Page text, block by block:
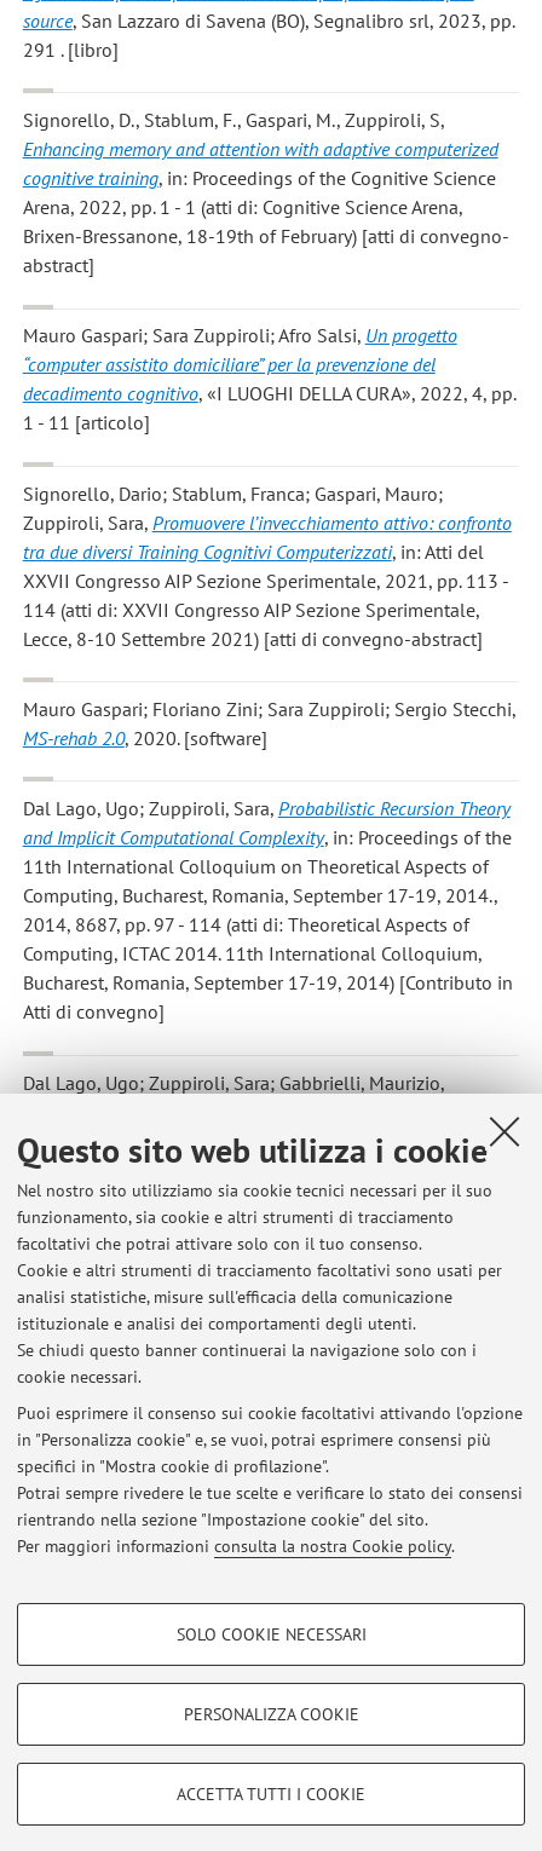
Questo sito web utilizza i cookie
Nel nostro sito utilizziamo sia cookie tecnici necessari per il suo
funzionamento, sia cookie e altri strumenti di tracciamento
facoltativi che potrai attivare solo con il tuo consenso.
Cookie e altri strumenti di tracciamento facoltativi sono usati per
analisi statistiche, misure sull'efficacia della comunicazione
istituzionale e analisi dei comportamenti degli utenti.
Se chiudi questo banner continuerai la navigazione solo con i
cookie necessari.
Puoi esprimere il consenso sui cookie facoltativi attivando l'opzione
in "Personalizza cookie" e, se vuoi, potrai esprimere consensi più
specifici in "Mostra cookie di profilazione".
Potrai sempre rivedere le tue scelte e verificare lo stato dei consensi
rientrando nella sezione "Impostazione cookie" del sito.
Per maggiori informazioni consulta la nostra Cookie policy.
COOKIE DI PROFILAZIONE - FACOLTATIVI
COOKIE TECNICI - NECESSARI
Si tratta di cookie tecnici utilizzati, a titolo esemplificativo, per il corretto
SOLO COOKIE NECESSARI
PERSONALIZZA COOKIE
ACCETTA TUTTI I COOKIE
source, San Lazzaro di Savena (BO), Segnalibro srl, 2023, pp.
291 . [libro]
Signorello, D., Stablum, F., Gaspari, M., Zuppiroli, S,
Enhancing memory and attention with adaptive computerized
cognitive training, in: Proceedings of the Cognitive Science
Arena, 2022, pp. 1 - 1 (atti di: Cognitive Science Arena,
Brixen-Bressanone, 18-19th of February) [atti di convegno-
abstract]
Mauro Gaspari; Sara Zuppiroli; Afro Salsi, Un progetto
“computer assistito domiciliare” per la prevenzione del
decadimento cognitivo, «I LUOGHI DELLA CURA», 2022, 4, pp.
1 - 11 [articolo]
Signorello, Dario; Stablum, Franca; Gaspari, Mauro;
Zuppiroli, Sara, Promuovere l’invecchiamento attivo: confronto
tra due diversi Training Cognitivi Computerizzati, in: Atti del
XXVII Congresso AIP Sezione Sperimentale, 2021, pp. 113 -
114 (atti di: XXVII Congresso AIP Sezione Sperimentale,
Lecce, 8-10 Settembre 2021) [atti di convegno-abstract]
Mauro Gaspari; Floriano Zini; Sara Zuppiroli; Sergio Stecchi,
MS-rehab 2.0, 2020. [software]
Dal Lago, Ugo; Zuppiroli, Sara, Probabilistic Recursion Theory
and Implicit Computational Complexity, in: Proceedings of the
11th International Colloquium on Theoretical Aspects of
Computing, Bucharest, Romania, September 17-19, 2014.,
2014, 8687, pp. 97 - 114 (atti di: Theoretical Aspects of
Computing, ICTAC 2014. 11th International Colloquium,
Bucharest, Romania, September 17-19, 2014) [Contributo in
Atti di convegno]
Dal Lago, Ugo; Zuppiroli, Sara; Gabbrielli, Maurizio,
complexity, «SCIENTIFIC ANNALS OF COMPUTER SCIENCE»,
2014, 24, pp. 177 - 216 [articolo]
1 2
Pubblicazioni antecedenti il 2004
Ultimi avvisi
Al momento non sono presenti avvisi.
Area riservata
Accedi tramiteloginper gestire tutti i contenuti del sito.
Zamboni, 33 - 40126 Bologna - Partita IVA: 01131710376
Privacy|Note legali|Impostazioni Cookie